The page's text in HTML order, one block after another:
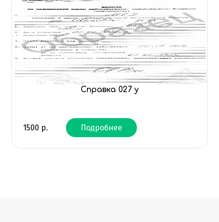
Справка 027 у
1500 р. Подробнее